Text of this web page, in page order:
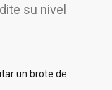
su nivel
un brote de